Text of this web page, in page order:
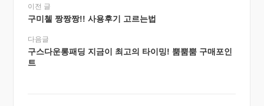
이전 글
구미첼 짱짱짱!! 사용후기 고르는법
다음글
구스다운롱패딩 지금이 최고의 타이밍! 뿜뿜뿜 구매포인
트